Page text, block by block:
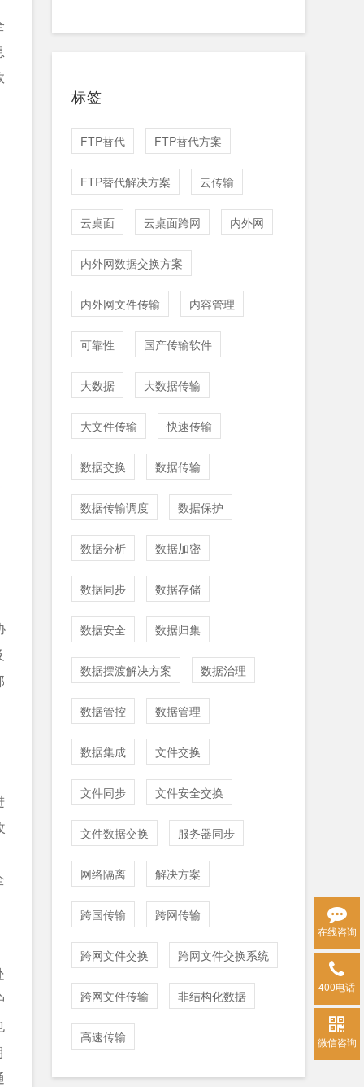
标签
FTP替代 FTP替代方案
FTP替代解决方案 云传输
云桌面 云桌面跨网 内外网
内外网数据交换方案
内外网文件传输 内容管理
可靠性 国产传输软件
大数据 大数据传输
大文件传输 快速传输
数据交换 数据传输
数据传输调度 数据保护
数据分析 数据加密
数据同步 数据存储
数据安全 数据归集
数据摆渡解决方案 数据治理
数据管控 数据管理
数据集成 文件交换
文件同步 文件安全交换
文件数据交换 服务器同步
网络隔离 解决方案
跨国传输 跨网传输
跨网文件交换 跨网文件交换系统
跨网文件传输 非结构化数据
高速传输
在线咨询
400电话
微信咨询